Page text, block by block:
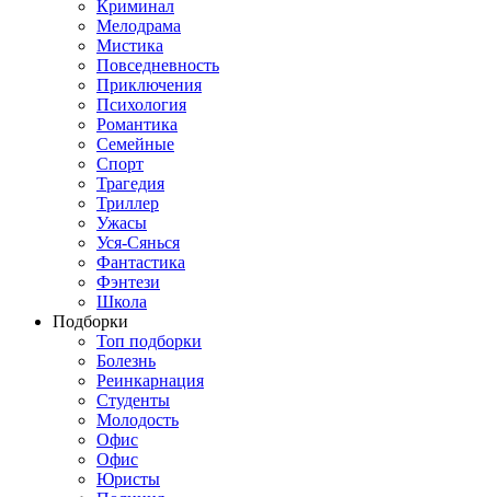
Криминал
Мелодрама
Мистика
Повседневность
Приключения
Психология
Романтика
Семейные
Спорт
Трагедия
Триллер
Ужасы
Уся-Сянься
Фантастика
Фэнтези
Школа
Подборки
Топ подборки
Болезнь
Реинкарнация
Студенты
Молодость
Офис
Офис
Юристы